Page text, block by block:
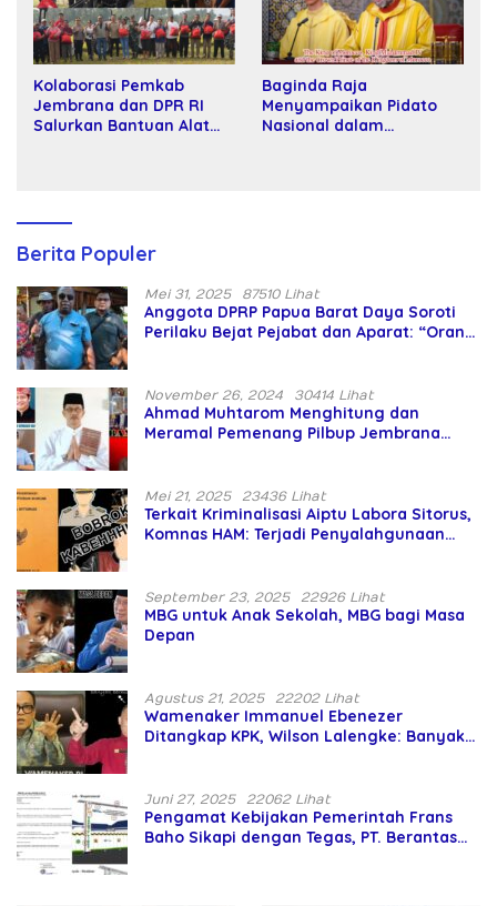
Kolaborasi Pemkab
Jembrana dan DPR RI
Salurkan Bantuan Alat
Baginda Raja
Menyampaikan Pidato
Nasional dalam
Berita Populer
Mei 31, 2025 87510 Lihat
Anggota DPRP Papua Barat Daya Soroti
Perilaku Bejat Pejabat dan Aparat: “Orang
November 26, 2024 30414 Lihat
Ahmad Muhtarom Menghitung dan
Meramal Pemenang Pilbup Jembrana
Mei 21, 2025 23436 Lihat
Terkait Kriminalisasi Aiptu Labora Sitorus,
Komnas HAM: Terjadi Penyalahgunaan
September 23, 2025 22926 Lihat
MBG untuk Anak Sekolah, MBG bagi Masa
Depan
Agustus 21, 2025 22202 Lihat
Wamenaker Immanuel Ebenezer
Ditangkap KPK, Wilson Lalengke: Banyak
Juni 27, 2025 22062 Lihat
Pengamat Kebijakan Pemerintah Frans
Baho Sikapi dengan Tegas, PT. Berantas